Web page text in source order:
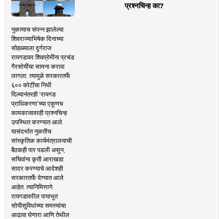
प्रश्नचिन्ह का?
नुकत्याच संपन्न झालेल्या
शिवराज्याभिषेक दिनाच्या
सोहळ्याला दुर्गराज
रायगडावर शिवप्रेमींना प्रचंड
गैरसोयींचा सामना करावा
लागला. त्यामुळे सरकारतर्फे
६०० कोटींचा निधी
दिल्यानंतरही ‘रायगड
प्राधिकरणा’च्या एकूणच
कामकाजावरही प्रश्नचिन्ह
उपस्थित करण्यात आले.
यासंदर्भात नुकतीच
सांस्कृतिक कार्यमंत्रालयाची
बैठकही पार पडली असून,
सचिवांना कृती आराखडा
सादर करण्याचे आदेशही
सरकारतर्फे देण्यात आले
आहेत. त्यानिमित्ताने
रायगडावरील पायाभूत
सोयीसुविधांच्या समस्यांचा
आढावा घेणारा आणि तेथील